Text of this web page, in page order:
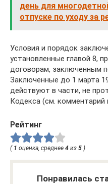
день для
отпуске по уходу за
Условия и порядок
установленные главой 8,
договорам, заключенным
Заключенные до 1 марта
действуют в части, не
Кодекса (см. комментарий
Рейтинг
( 1 оценка, среднее 4 из 5 )
Понравилась